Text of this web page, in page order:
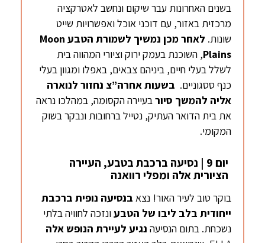
בשנים האחרונות עבר שיקום ונחשב לאטרקציה
מרכזית באזור, עם דוכני אוכל ואפשרויות שייט
שונות. לאחר מכן נמשיך לשמורת הטבע Moon
Plains, השוכנת בעמק ירוק וציורי המהווה בית
לשלל בעלי חיים, ביניהם צבאים, באפלו ומגוון בעלי
כנף ססגוניים. בשעות אחרה”צ נחזור לנוארה
אליה להמשך סיורבעיירה הקסומה, במהלכו נראה
את בית הדואר העתיק, נטייל ברחובות ונבקר בשוק
המקומי.
יום 9 | נסיעה ברכבת בטבע, העיירה
הציורית אלה ומפלי רוואנה
בוקר טוב לעיר האור! נצא בנסיעה נופית ברכבת
ייחודית בלב ליבו של הטבעונזכה לחוויה בלתי
נשכחת. בתום הנסיעה נגיע לעיירת הנופשאלה